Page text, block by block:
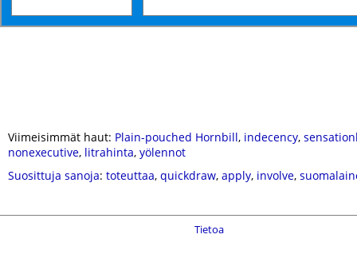
Viimeisimmät haut: Plain-pouched Hornbill, indecency,
nonexecutive, litrahinta, yölennot
Suosittuja sanoja: toteuttaa, quickdraw, apply, involve,
Tietoa